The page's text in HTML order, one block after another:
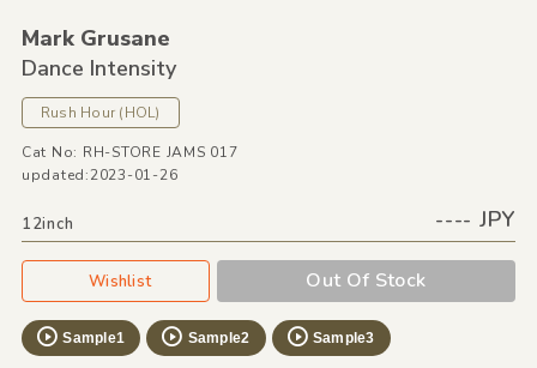
Mark Grusane
Dance Intensity
Rush Hour (HOL)
Cat No: RH-STORE JAMS 017
updated:2023-01-26
12inch ---- JPY
Wishlist Out Of Stock
Sample1 Sample2 Sample3